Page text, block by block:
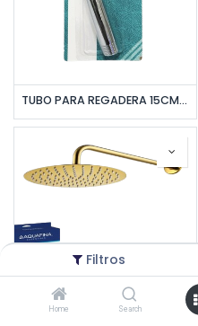
Filtros
Home Search
TUBO PARA REGADERA 15CM ACERO INOXIDABLE UNID AQUA PLUS